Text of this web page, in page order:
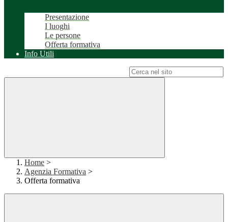
Presentazione
I luoghi
Le persone
Offerta formativa
Info Utili
Home >
Agenzia Formativa >
Offerta formativa